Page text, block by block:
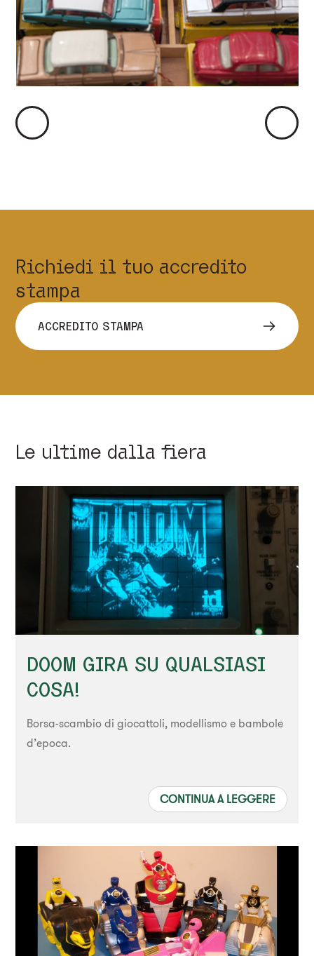
Immagine
Richiedi il tuo accredito
stampa
ACCREDITO STAMPA
Le ultime dalla fiera
DOOM GIRA SU QUALSIASI
COSA!
Borsa-scambio di giocattoli, modellismo e bambole
d’epoca.
CONTINUA A LEGGERE